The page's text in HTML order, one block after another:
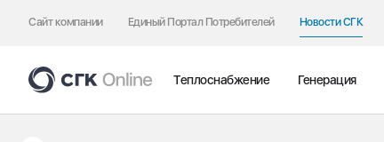
Сайт компании Единый Портал Потребителей Новости СГК
Теплоснабжение Генерация